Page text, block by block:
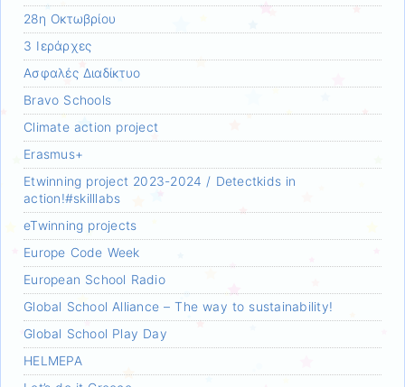
28η Οκτωβρίου
3 Ιεράρχες
Aσφαλές Διαδίκτυο
Bravo Schools
Climate action project
Erasmus+
Etwinning project 2023-2024 / Detectkids in
action!#skilllabs
eTwinning projects
Europe Code Week
European School Radio
Global School Alliance – The way to sustainability!
Global School Play Day
HELMEPA